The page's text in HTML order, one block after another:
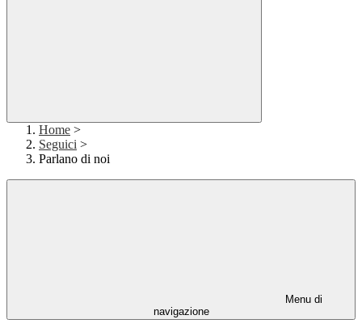
Home >
Seguici >
Parlano di noi
Menu di
navigazione